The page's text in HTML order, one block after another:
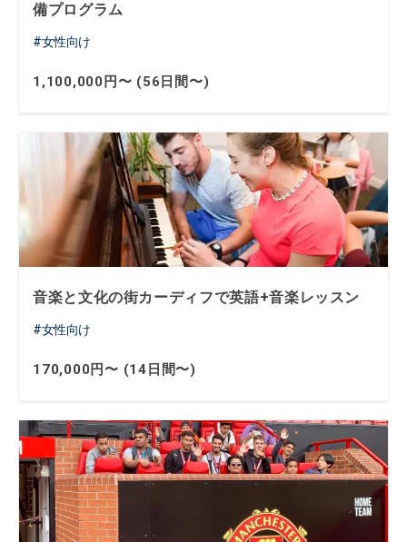
備プログラム
女性向け
1,100,000円〜 (56日間〜)
音楽と文化の街カーディフで英語+音楽レッスン
女性向け
170,000円〜 (14日間〜)